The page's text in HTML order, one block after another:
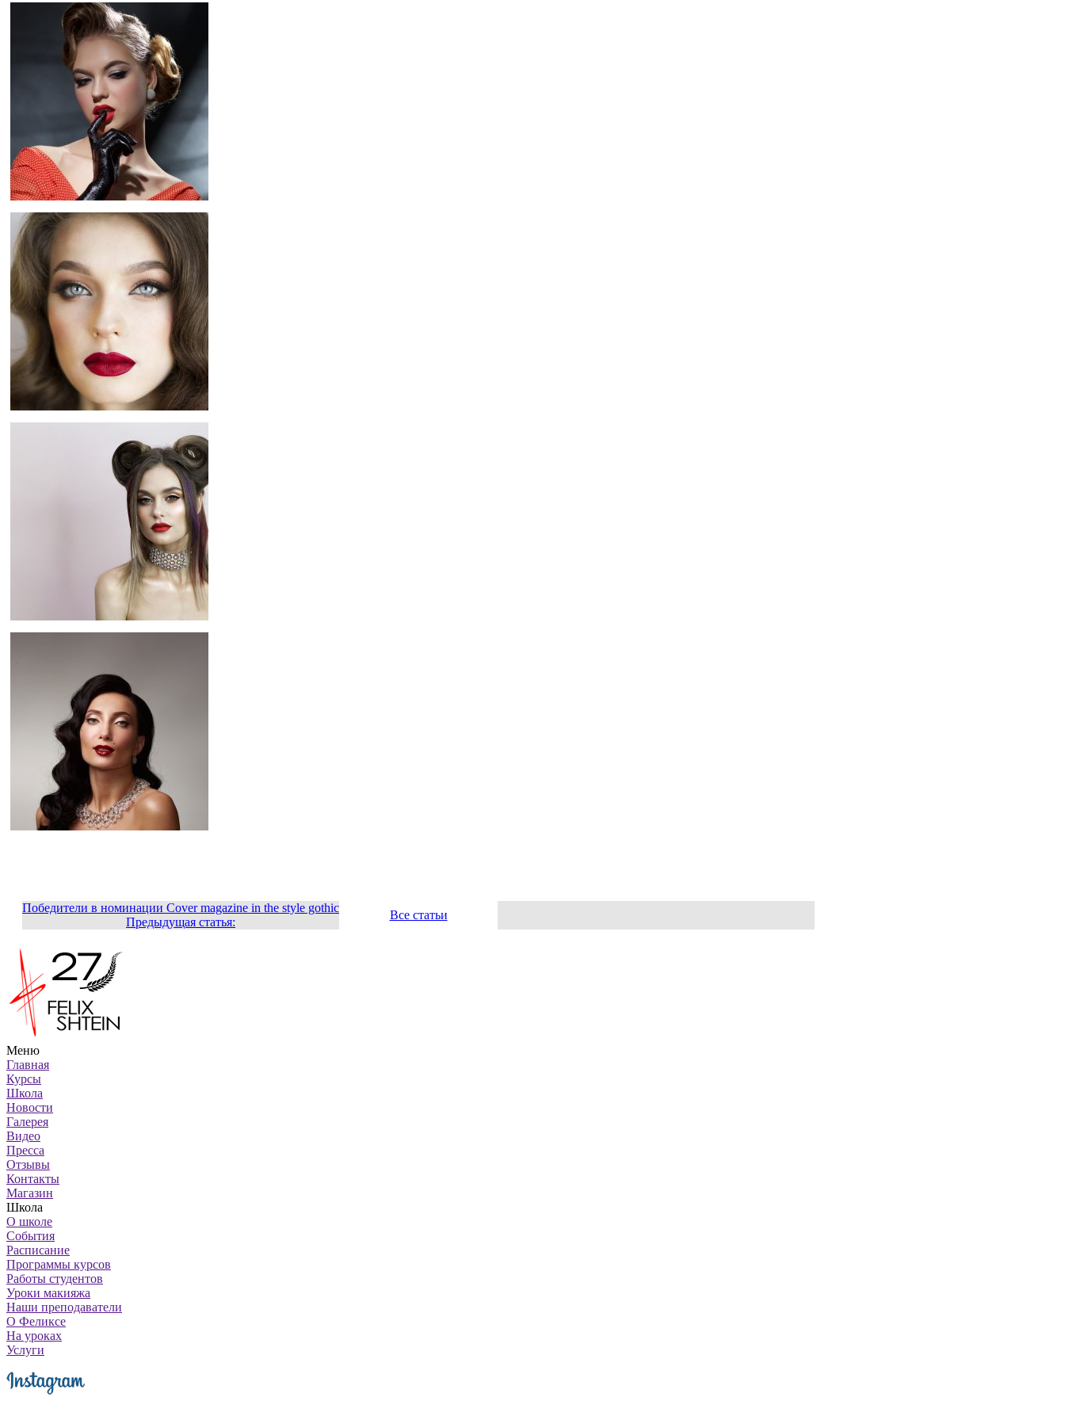
Победители в номинации Cover magazine in the style gothic
Предыдущая статья:
Все статьи
Меню
Главная
Курсы
Школа
Новости
Галерея
Видео
Пресса
Отзывы
Контакты
Магазин
Школа
О школе
События
Расписание
Программы курсов
Работы студентов
Уроки макияжа
Наши преподаватели
О Феликсе
На уроках
Услуги